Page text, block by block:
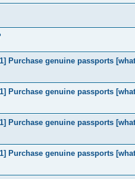
Purchase genuine passports
Purchase genuine passports
Purchase genuine passports
Purchase genuine passports